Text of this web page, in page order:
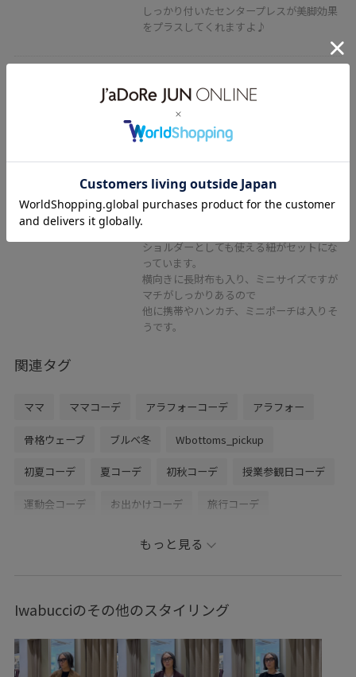
しっかり付いたセンタープレスが美脚効果
をプラスしてくれますよ♪
45%OFF
ROPÉ PICNIC PASSAGE
フルーレットパンチングレースミ
ニショルダーバッグ/2WAY
オフホワイト / F
¥3,570
レビュー
花模様のようなくり抜きがとてもかわいい
ショルダーとしても使える紐がセットにな
っています。
横向きに長財布も入り、ミニサイズですが
マチがしっかりあるので
他に携帯やハンカチ、ミニポーチは入りそ
うです。
関連タグ
ママ ママコーデ アラフォーコーデ アラフォー
骨格ウェーブ ブルベ冬 Wbottoms_pickup
初夏コーデ 夏コーデ 初秋コーデ 授業参観日コーデ
運動会コーデ お出かけコーデ 旅行コーデ
推し活コーデ 女子会コーデ
ワントーンコーデ カジュアルコーデ
ROPÉ PICNIC ウェーブ ブルべ冬 敏感
もっと見る
Iwabucciのその他のスタイリング